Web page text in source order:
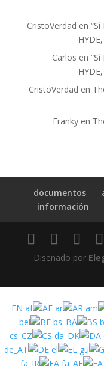
CristoVerdad en
Carlos en
CristoVerdad en
Franky en
documentos
información
Diseñado por
EN
AF AR
BE
BS
CS
DA
DE
EL
FA